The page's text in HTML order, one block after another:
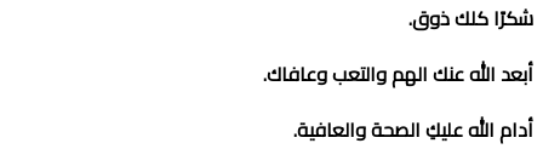
شكرًا كلك ذوق.
أبعد الله عنك الهم والتعب وعافاك.
أدام الله عليكِ الصحة والعافية.